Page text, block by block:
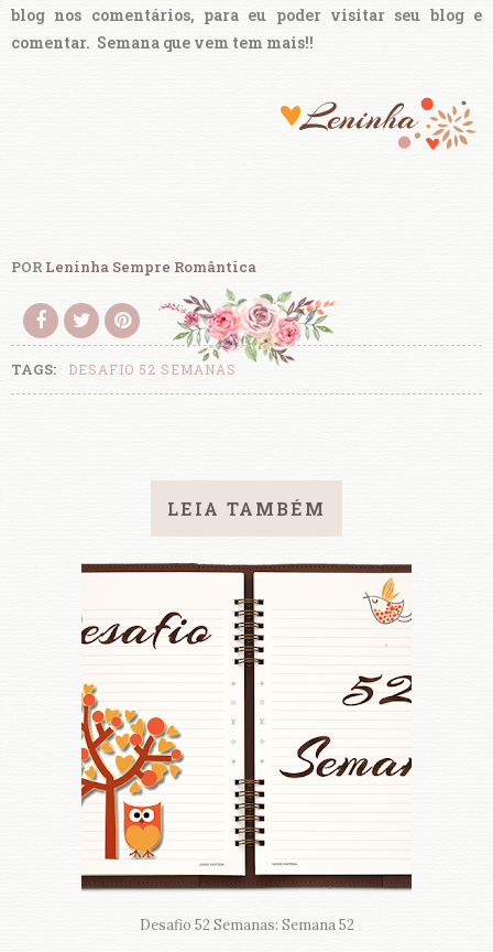
blog nos comentários, para eu poder visitar seu blog e
comentar. Semana que vem tem mais!!
POR Leninha Sempre Romântica
TAGS: DESAFIO 52 SEMANAS
LEIA TAMBÉM
Desafio 52 Semanas: Semana 52